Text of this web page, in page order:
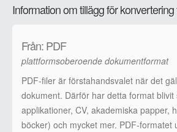
Information om tillägg för
Från: PDF
plattformsoberoende dokumentformat
PDF-filer är förstahandsvalet när det
dokument. Därför har detta format
applikationer, CV, akademiska papper,
böcker) och mycket mer. PDF-formatet